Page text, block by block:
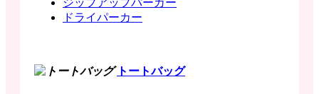
ジップアップパーカー
ドライパーカー
トートバッグ